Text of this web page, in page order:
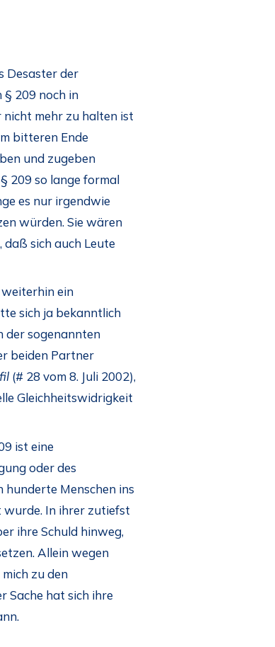
Desaster der
§ 209 noch in
mehr zu halten ist
bitteren Ende
und zugeben
209 so lange formal
es nur irgendwie
würden. Sie wären
daß sich auch Leute
weiterhin ein
sich ja bekanntlich
der sogenannten
beiden Partner
(# 28 vom 8. Juli 2002),
Gleichheitswidrigkeit
ist eine
oder des
Menschen ins
wurde. In ihrer zutiefst
ihre Schuld hinweg,
Allein wegen
zu den
Sache hat sich ihre